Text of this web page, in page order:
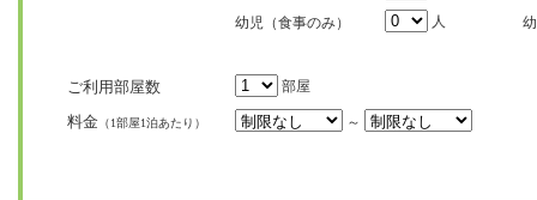
幼児（食事のみ）
人
ご利用部屋数 部屋
料金 （1部屋1泊あたり） ～